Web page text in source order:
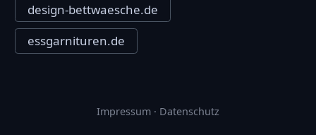
design-bettwaesche.de
essgarnituren.de
Impressum · Datenschutz